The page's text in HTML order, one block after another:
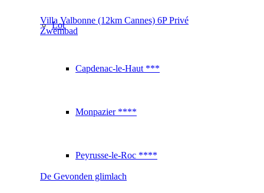
Lot
Capdenac-le-Haut ***
Monpazier ****
Peyrusse-le-Roc ****
Villa Valbonne (12km Cannes) 6P Privé
Zwembad
De Gevonden glimlach